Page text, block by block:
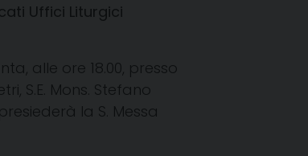
Uffici Liturgici
alle ore 18.00, presso
S.E. Mons. Stefano
la S. Messa